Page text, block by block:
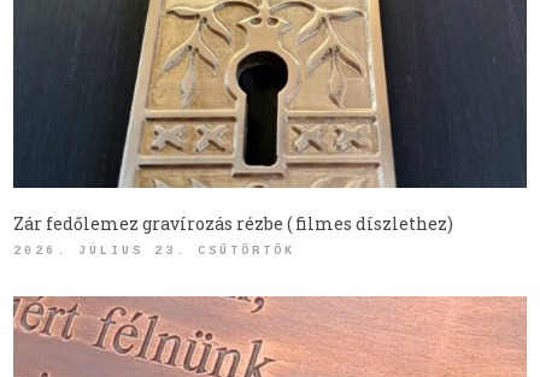
Zár fedőlemez gravírozás rézbe ( filmes díszlethez)
2026. JÚLIUS 23. CSÜTÖRTÖK